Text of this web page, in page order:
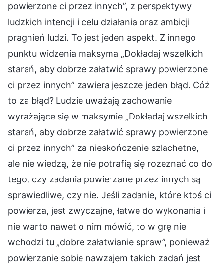
powierzone ci przez innych”, z perspektywy
ludzkich intencji i celu działania oraz ambicji i
pragnień ludzi. To jest jeden aspekt. Z innego
punktu widzenia maksyma „Dokładaj wszelkich
starań, aby dobrze załatwić sprawy powierzone
ci przez innych” zawiera jeszcze jeden błąd. Cóż
to za błąd? Ludzie uważają zachowanie
wyrażające się w maksymie „Dokładaj wszelkich
starań, aby dobrze załatwić sprawy powierzone
ci przez innych” za nieskończenie szlachetne,
ale nie wiedzą, że nie potrafią się rozeznać co do
tego, czy zadania powierzane przez innych są
sprawiedliwe, czy nie. Jeśli zadanie, które ktoś ci
powierza, jest zwyczajne, łatwe do wykonania i
nie warto nawet o nim mówić, to w grę nie
wchodzi tu „dobre załatwianie spraw”, ponieważ
powierzanie sobie nawzajem takich zadań jest